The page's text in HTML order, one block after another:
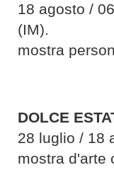
18 agosto /
(IM).
mostra
DOLCE
28 luglio / 18
mostra d'arte